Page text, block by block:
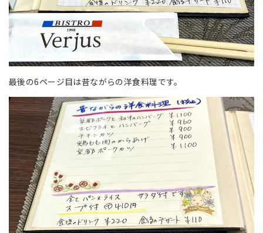
最後の6ページ目は昔ながらの洋食料理です。